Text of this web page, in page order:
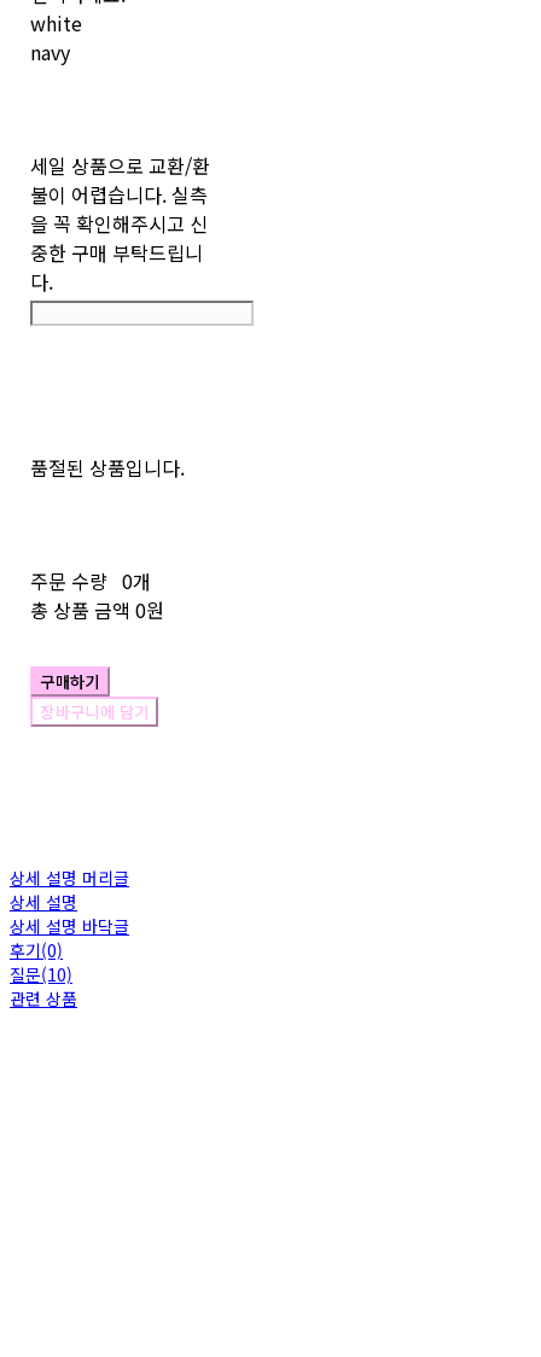
white
navy
세일 상품으로 교환/환
불이 어렵습니다. 실측
을 꼭 확인해주시고 신
중한 구매 부탁드립니
다.
품절된 상품입니다.
주문 수량 0개
총 상품 금액 0원
구매하기
장바구니에 담기
상세 설명 머리글
상세 설명
상세 설명 바닥글
후기(0)
질문(10)
관련 상품